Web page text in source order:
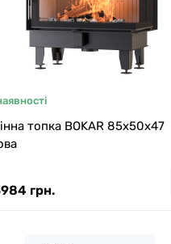
топка BOKAR 85x50x47
грн.